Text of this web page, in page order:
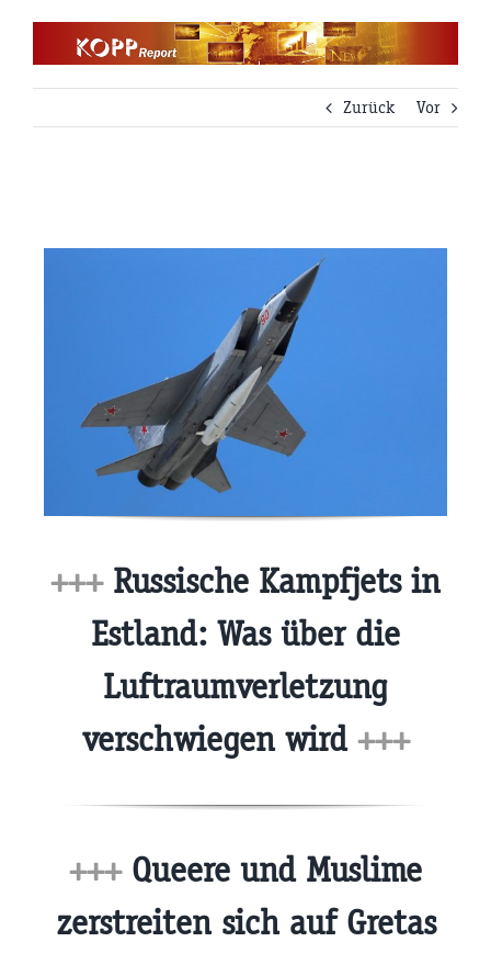
Zurück
Vor
+++Russische Kampfjets in
Estland: Was über die
Luftraumverletzung
verschwiegen wird +++
+++Queere und Muslime
zerstreiten sich auf Gretas